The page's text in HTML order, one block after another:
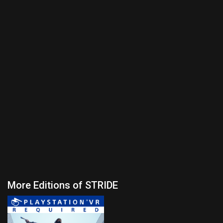
More Editions of STRIDE